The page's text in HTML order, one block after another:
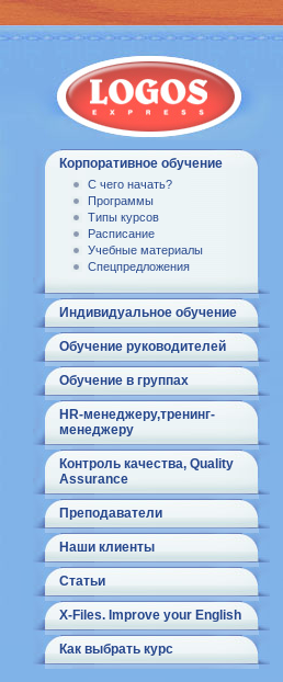
Корпоративное обучение
С чего начать?
Программы
Типы курсов
Расписание
Учебные материалы
Спецпредложения
Индивидуальное обучение
Обучение руководителей
Обучение в группах
HR-менеджеру,тренинг-
менеджеру
Контроль качества, Quality
Assurance
Преподаватели
Наши клиенты
Статьи
X-Files. Improve your English
Как выбрать курс